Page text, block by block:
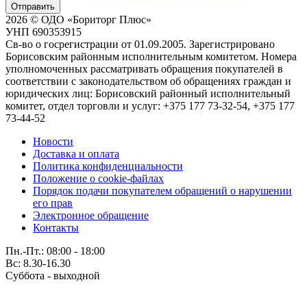
Отправить
2026 © ОДО «Бориторг Плюс»
УНП 690353915
Св-во о госрегистрации от 01.09.2005. Зарегистрировано
Борисовским районным исполнительным комитетом. Номера
уполномоченных рассматривать обращения покупателей в
соответствии с законодательством об обращениях граждан и
юридических лиц: Борисовский районный исполнительный
комитет, отдел торговли и услуг: +375 177 73-32-54, +375 177
73-44-52
Новости
Доставка и оплата
Политика конфиденциальности
Положение о cookie-файлах
Порядок подачи покупателем обращений о нарушении
его прав
Электронное обращение
Контакты
Пн.-Пт.: 08:00 - 18:00
Вс: 8.30-16.30
Суббота - выходной